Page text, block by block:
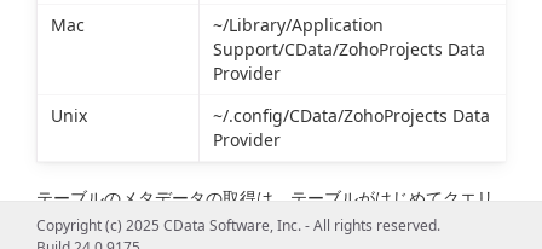
Mac
~/Library/Application
Support/CData/ZohoProjects Data
Provider
Unix
~/.config/CData/ZohoProjects Data
Provider
テーブルのメタデータの取得は、テーブルがはじめてクエリ
された際に一度だけ行われます。
Copyright (c) 2025 CData Software, Inc. - All rights reserved.